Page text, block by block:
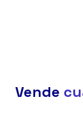
Vende